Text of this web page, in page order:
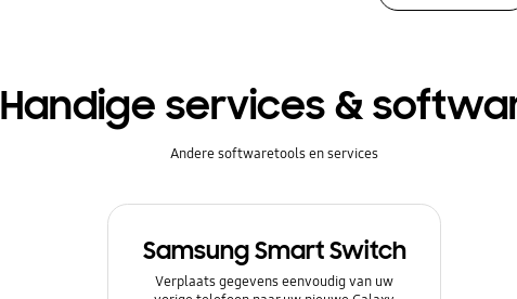
Handige services &
Andere softwaretools en services
Samsung Smart Switch
Verplaats gegevens eenvoudig van uw